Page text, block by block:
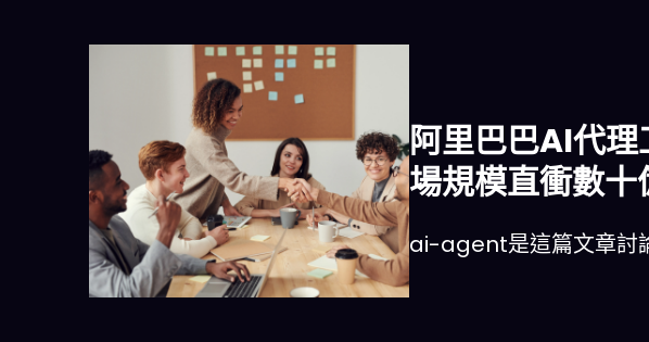
阿里巴巴AI代
場規模直衝數十
ai-agent是這篇文章